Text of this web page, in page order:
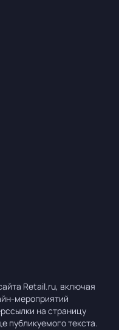
Retail.ru, включая
мероприятий
на страницу
публикуемого текста.